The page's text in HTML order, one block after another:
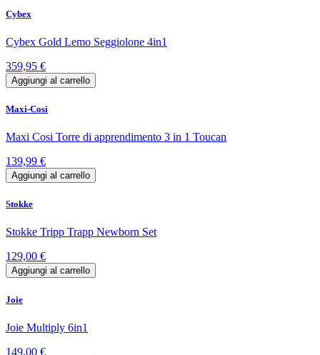
Cybex
Cybex Gold Lemo Seggiolone 4in1
359,95 €
Aggiungi al carrello
Maxi-Cosi
Maxi Cosi Torre di apprendimento 3 in 1 Toucan
139,99 €
Aggiungi al carrello
Stokke
Stokke Tripp Trapp Newborn Set
129,00 €
Aggiungi al carrello
Joie
Joie Multiply 6in1
149,00 €